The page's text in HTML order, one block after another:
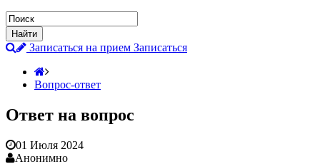
Записаться на прием Записаться
Вопрос-ответ
Ответ на вопрос
01 Июля 2024
Анонимно